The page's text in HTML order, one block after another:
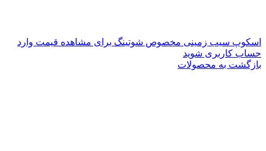
اسکوپ سیب زمینی مخصوص شوتینگ برای مشاهده قیمت وارد
حساب کاربری شوید
بازگشت به محصولات